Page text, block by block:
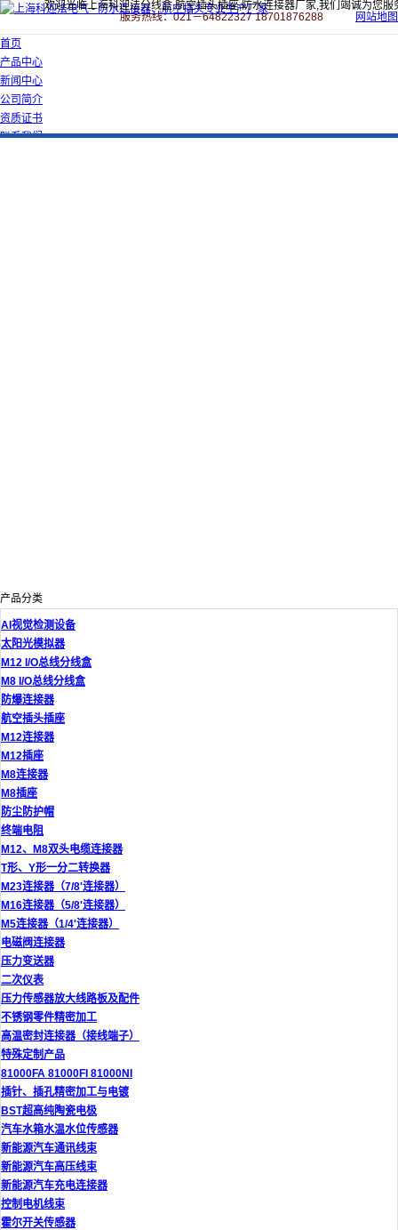
欢迎光临上海科迎法分线盒,航空插头插座,防水连接器厂家,我们竭诚为您服
服务热线：021－64822327 18701876288
网站地图
首页
产品中心
新闻中心
公司简介
资质证书
联系我们
产品分类
AI视觉检测设备
太阳光模拟器
M12 I/O总线分线盒
M8 I/O总线分线盒
防爆连接器
航空插头插座
M12连接器
M12插座
M8连接器
M8插座
防尘防护帽
终端电阻
M12、M8双头电缆连接器
T形、Y形一分二转换器
M23连接器（7/8'连接器）
M16连接器（5/8'连接器）
M5连接器（1/4'连接器）
电磁阀连接器
压力变送器
二次仪表
压力传感器放大线路板及配件
不锈钢零件精密加工
高温密封连接器（接线端子）
特殊定制产品
81000FA 81000FI 81000NI
插针、插孔精密加工与电镀
BST超高纯陶瓷电极
汽车水箱水温水位传感器
新能源汽车通讯线束
新能源汽车高压线束
新能源汽车充电连接器
控制电机线束
霍尔开关传感器